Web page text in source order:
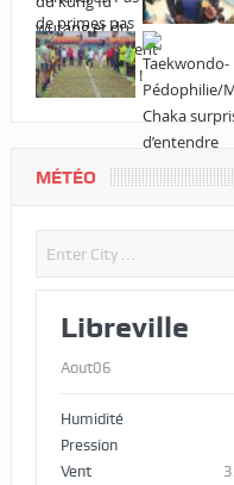
MÉTÉO
Libreville
Aout06
Humidité
Pression
Vent